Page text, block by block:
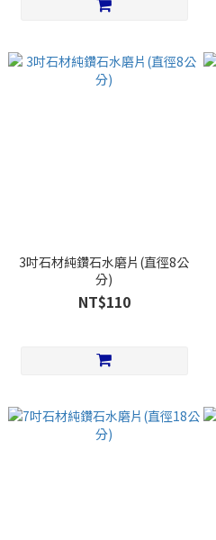
3吋石材純鑽石水磨片(直徑8公
分)
NT$110